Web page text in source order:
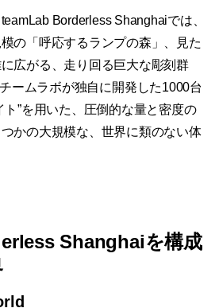
Borderless Shanghaiでは、
の「呼応するランプの森」、見た
広がる、走り回る巨大な彫刻群
ームラボが独自に開発した1000台
ト”を用いた、圧倒的な量と密度の
かの大規模な、世界に類のない体
Shanghaiを構成